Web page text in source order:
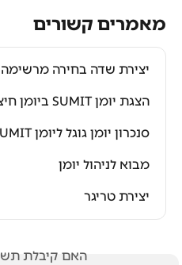
מאמרים קשורים
יצירת שדה בחירה מרשימה
הצגת יומן SUMIT ביומן חיצוני
סנכרון יומן גוגל ליומן SUMIT
מבוא לניהול יומן
יצירת טריגר
האם קיבלת